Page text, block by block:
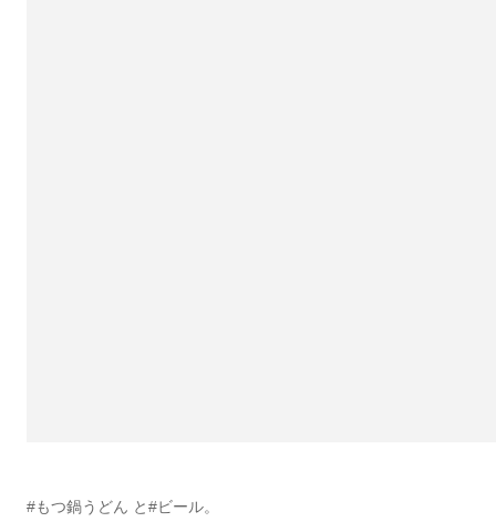
#もつ鍋うどん と#ビール。